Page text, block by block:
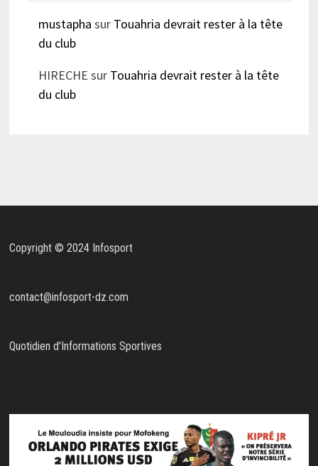
mustapha sur Touahria devrait rester à la tête
du club
HIRECHE sur Touahria devrait rester à la tête
du club
Copyright © 2024 Infosport
contact@infosport-dz.com
Quotidien d'Informations Sportives